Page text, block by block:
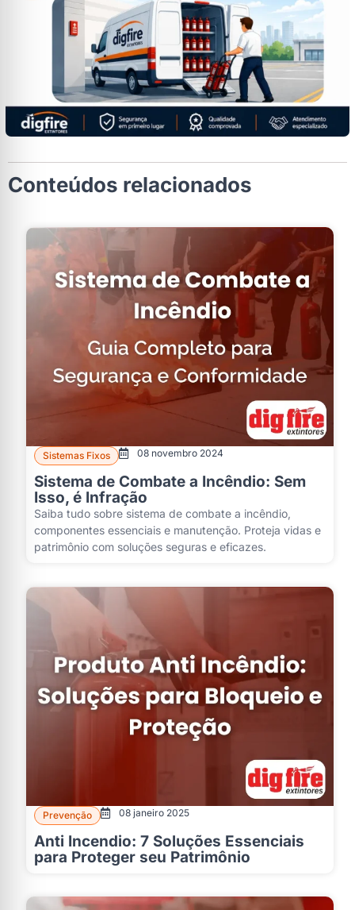
Conteúdos relacionados
Sistemas Fixos 08 novembro 2024
Sistema de Combate a Incêndio: Sem
Isso, é Infração
Saiba tudo sobre sistema de combate a incêndio,
componentes essenciais e manutenção. Proteja vidas e
patrimônio com soluções seguras e eficazes.
Prevenção 08 janeiro 2025
Anti Incendio: 7 Soluções Essenciais
para Proteger seu Patrimônio